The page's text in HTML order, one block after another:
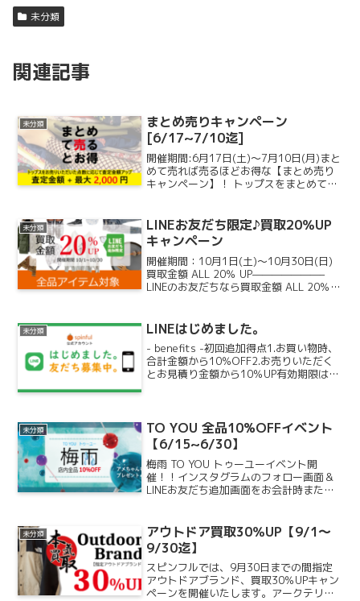
未分類
関連記事
未分類
まとめ売りキャンペーン
[6/17~7/10迄]
開催期間:6月17日(土)～7月10日(月)まと
めて売れば売るほどお得な【まとめ売り
キャンペーン】！ トップスをまとめて売
いて>トップスをお売り頂いた点数に応...
未分類
LINEお友だち限定♪買取20％UP
キャンペーン
開催期間：10月1日(土)～10月30日(日)
買取金額 ALL 20％ UP———————–
LINEのお友だちなら買取金額 ALL 20％
洋服はもちろん！靴...
未分類 LINEはじめました。
- benefits -初回追加得点1.お買い物時、
合計金額から10％OFF2.お売りいただく
とお見積り金額から10％UP有効期限は1
未分類
TO YOU 全品10%OFFイベント
【6/15~6/30】
梅雨 TO YOU トゥーユーイベント開
催！！インスタグラムのフォロー画面＆
LINEお友だち追加画面をお会計時または
時のフォロー追加でも10％OFFになりま
す！↓セ...
未分類
アウトドア買取30％UP【9/1～
9/30迄】
スピンフルでは、9月30日までの間指定
アウトドアブランド、買取30％UPキャン
ペーンを開催いたします。アークテリク